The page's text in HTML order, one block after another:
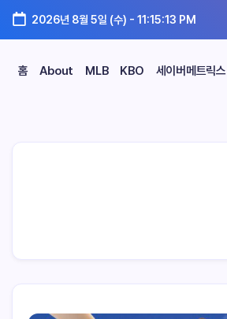
2026년 8월 5일 (수) - 11:15:14 PM
홈 About MLB KBO 세이버메트릭스